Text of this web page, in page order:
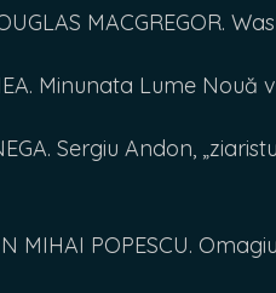
MACGREGOR.
Minunata Lume Nouă
Sergiu Andon,
MIHAI POPESCU.